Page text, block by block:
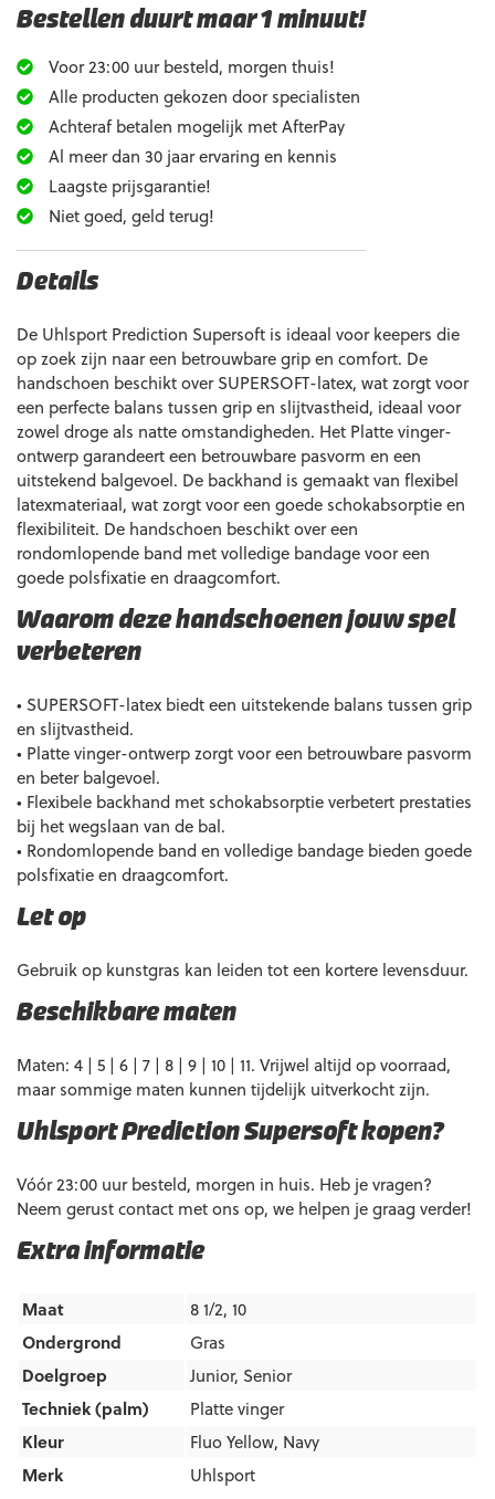
Bestellen duurt maar 1 minuut!
Voor 23:00 uur besteld, morgen thuis!
Alle producten gekozen door specialisten
Achteraf betalen mogelijk met AfterPay
Al meer dan 30 jaar ervaring en kennis
Laagste prijsgarantie!
Niet goed, geld terug!
Extra informatie
Maat
8 1/2, 10
Ondergrond
Gras
Doelgroep
Junior, Senior
Techniek (palm)
Platte vinger
Kleur
Fluo Yellow, Navy
Merk
Uhlsport
Details
De Uhlsport Prediction Supersoft is ideaal voor keepers die
op zoek zijn naar een betrouwbare grip en comfort. De
handschoen beschikt over SUPERSOFT-latex, wat zorgt voor
een perfecte balans tussen grip en slijtvastheid, ideaal voor
zowel droge als natte omstandigheden. Het Platte vinger-
ontwerp garandeert een betrouwbare pasvorm en een
uitstekend balgevoel. De backhand is gemaakt van flexibel
latexmateriaal, wat zorgt voor een goede schokabsorptie en
flexibiliteit. De handschoen beschikt over een
rondomlopende band met volledige bandage voor een
goede polsfixatie en draagcomfort.
Waarom deze handschoenen jouw spel
verbeteren
• SUPERSOFT-latex biedt een uitstekende balans tussen grip
en slijtvastheid.
• Platte vinger-ontwerp zorgt voor een betrouwbare pasvorm
en beter balgevoel.
• Flexibele backhand met schokabsorptie verbetert prestaties
bij het wegslaan van de bal.
• Rondomlopende band en volledige bandage bieden goede
polsfixatie en draagcomfort.
Let op
Gebruik op kunstgras kan leiden tot een kortere levensduur.
Beschikbare maten
Maten: 4 | 5 | 6 | 7 | 8 | 9 | 10 | 11. Vrijwel altijd op voorraad,
maar sommige maten kunnen tijdelijk uitverkocht zijn.
Uhlsport Prediction Supersoft kopen?
Vóór 23:00 uur besteld, morgen in huis. Heb je vragen?
Neem gerust contact met ons op, we helpen je graag verder!